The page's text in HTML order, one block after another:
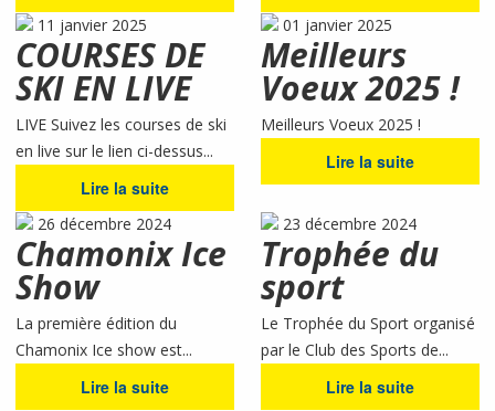
11 janvier 2025
COURSES DE
SKI EN LIVE
LIVE Suivez les courses de ski
en live sur le lien ci-dessus...
Lire la suite
01 janvier 2025
Meilleurs
Voeux 2025 !
Meilleurs Voeux 2025 !
Lire la suite
26 décembre 2024
Chamonix Ice
Show
La première édition du
Chamonix Ice show est...
Lire la suite
23 décembre 2024
Trophée du
sport
Le Trophée du Sport organisé
par le Club des Sports de...
Lire la suite